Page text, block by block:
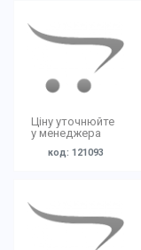
Ціну уточнюйте
у менеджера
код: 121093